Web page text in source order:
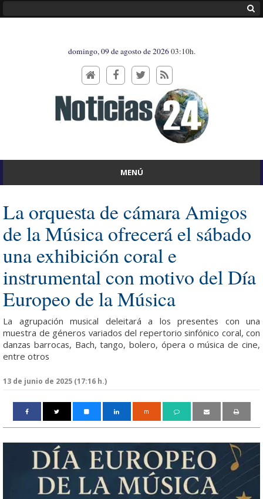
domingo, 09 de agosto de 202603:10h.
MENÚ
La orquesta de cámara Amigos
de la Música ofrecerá el sábado
una exhibición coral e
instrumental con motivo del Día
Europeo de la Música
La agrupación musical deleitará a los presentes con una
muestra de géneros variados del repertorio sinfónico coral, con
danzas barrocas, Bach, tango, bolero, ópera o música de cine,
entre otros
13 de junio de 2025 (17:16 h.)
m